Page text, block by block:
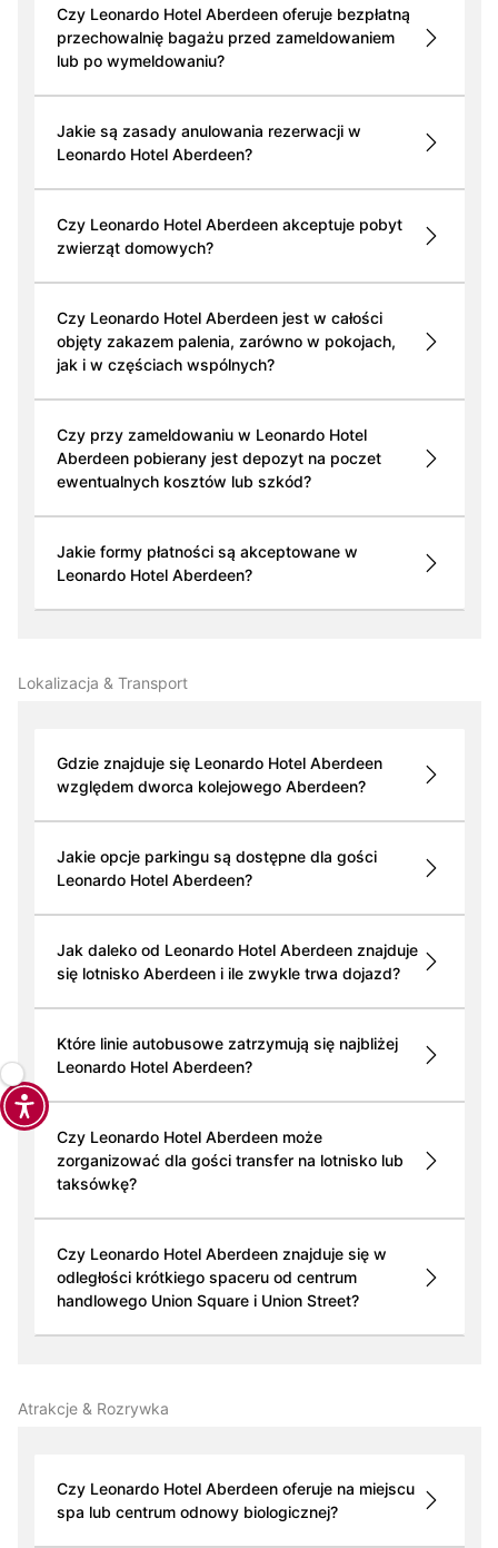
Czy Leonardo Hotel Aberdeen oferuje bezpłatną
przechowalnię bagażu przed zameldowaniem
lub po wymeldowaniu?
Jakie są zasady anulowania rezerwacji w
Leonardo Hotel Aberdeen?
Czy Leonardo Hotel Aberdeen akceptuje pobyt
zwierząt domowych?
Czy Leonardo Hotel Aberdeen jest w całości
objęty zakazem palenia, zarówno w pokojach,
jak i w częściach wspólnych?
Czy przy zameldowaniu w Leonardo Hotel
Aberdeen pobierany jest depozyt na poczet
ewentualnych kosztów lub szkód?
Jakie formy płatności są akceptowane w
Leonardo Hotel Aberdeen?
Lokalizacja & Transport
Gdzie znajduje się Leonardo Hotel Aberdeen
względem dworca kolejowego Aberdeen?
Jakie opcje parkingu są dostępne dla gości
Leonardo Hotel Aberdeen?
Jak daleko od Leonardo Hotel Aberdeen znajduje
się lotnisko Aberdeen i ile zwykle trwa dojazd?
Które linie autobusowe zatrzymują się najbliżej
Leonardo Hotel Aberdeen?
Czy Leonardo Hotel Aberdeen może
zorganizować dla gości transfer na lotnisko lub
taksówkę?
Czy Leonardo Hotel Aberdeen znajduje się w
odległości krótkiego spaceru od centrum
handlowego Union Square i Union Street?
Atrakcje & Rozrywka
Czy Leonardo Hotel Aberdeen oferuje na miejscu
spa lub centrum odnowy biologicznej?